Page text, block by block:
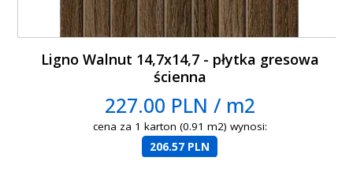
Ligno Walnut 14,7x14,7 - płytka gresowa
ścienna
227.00 PLN / m2
cena za 1 karton (0.91 m2) wynosi:
206.57 PLN